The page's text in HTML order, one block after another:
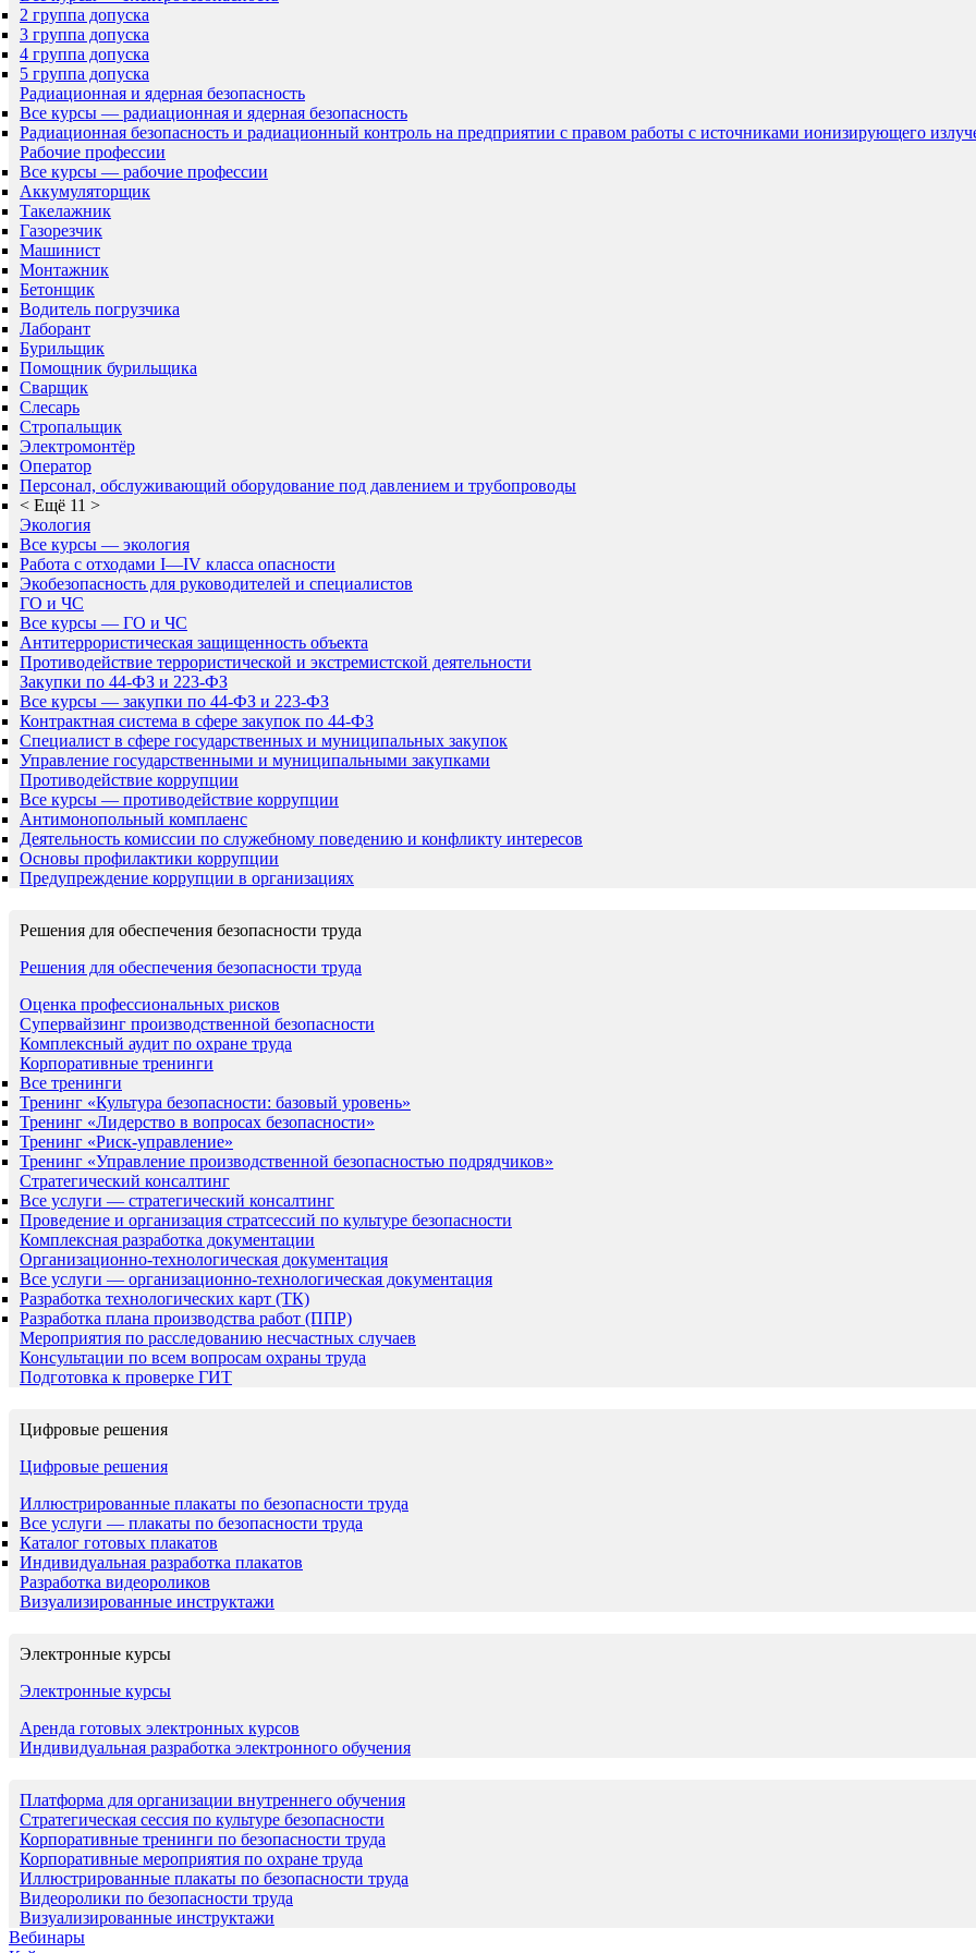
2 группа допуска
3 группа допуска
4 группа допуска
5 группа допуска
Радиационная и ядерная безопасность
Все курсы — радиационная и ядерная безопасность
Радиационная безопасность и радиационный контроль на предприятии с правом работы с источниками ионизирующего
Рабочие профессии
Все курсы — рабочие профессии
Аккумуляторщик
Такелажник
Газорезчик
Машинист
Монтажник
Бетонщик
Водитель погрузчика
Лаборант
Бурильщик
Помощник бурильщика
Сварщик
Слесарь
Стропальщик
Электромонтёр
Оператор
Персонал, обслуживающий оборудование под давлением и трубопроводы
< Ещё 11 >
Экология
Все курсы — экология
Работа с отходами I—IV класса опасности
Экобезопасность для руководителей и специалистов
ГО и ЧС
Все курсы — ГО и ЧС
Антитеррористическая защищенность объекта
Противодействие террористической и экстремистской деятельности
Закупки по 44-ФЗ и 223-ФЗ
Все курсы — закупки по 44-ФЗ и 223-ФЗ
Контрактная система в сфере закупок по 44-ФЗ
Специалист в сфере государственных и муниципальных закупок
Управление государственными и муниципальными закупками
Противодействие коррупции
Все курсы — противодействие коррупции
Антимонопольный комплаенс
Деятельность комиссии по служебному поведению и конфликту интересов
Основы профилактики коррупции
Предупреждение коррупции в организациях
Решения для обеспечения безопасности труда
Решения для обеспечения безопасности труда
Оценка профессиональных рисков
Супервайзинг производственной безопасности
Комплексный аудит по охране труда
Корпоративные тренинги
Все тренинги
Тренинг «Культура безопасности: базовый уровень»
Тренинг «Лидерство в вопросах безопасности»
Тренинг «Риск-управление»
Тренинг «Управление производственной безопасностью подрядчиков»
Стратегический консалтинг
Все услуги — стратегический консалтинг
Проведение и организация стратсессий по культуре безопасности
Комплексная разработка документации
Организационно-технологическая документация
Все услуги — организационно-технологическая документация
Разработка технологических карт (ТК)
Разработка плана производства работ (ППР)
Мероприятия по расследованию несчастных случаев
Консультации по всем вопросам охраны труда
Подготовка к проверке ГИТ
Цифровые решения
Цифровые решения
Иллюстрированные плакаты по безопасности труда
Все услуги — плакаты по безопасности труда
Каталог готовых плакатов
Индивидуальная разработка плакатов
Разработка видеороликов
Визуализированные инструктажи
Электронные курсы
Электронные курсы
Аренда готовых электронных курсов
Индивидуальная разработка электронного обучения
Платформа для организации внутреннего обучения
Стратегическая сессия по культуре безопасности
Корпоративные тренинги по безопасности труда
Корпоративные мероприятия по охране труда
Иллюстрированные плакаты по безопасности труда
Видеоролики по безопасности труда
Визуализированные инструктажи
Вебинары